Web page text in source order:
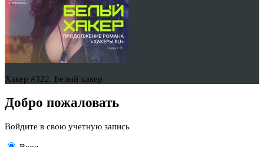
Хакер #322. Белый хакер
Добро пожаловать
Войдите в свою учетную запись